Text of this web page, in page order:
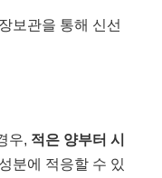
보관을 통해 신선
우, 적은 양부터 시
분에 적응할 수 있